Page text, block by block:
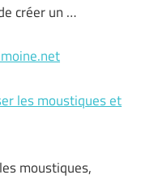
créer un …
les moustiques et
moustiques,